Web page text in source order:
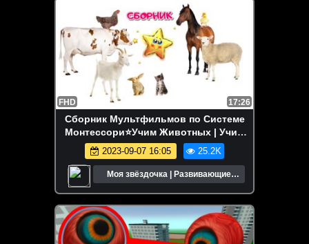
FHD 17:26
Сборник Мультфильмов по Системе
Монтессори⭐Учим Животных | Учим
Цвета⭐Развивающие Мультики для
Детей
2023-09-07 16:05 25.2K
Моя звёздочка | Развивающие